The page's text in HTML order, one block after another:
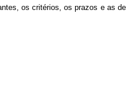
os critérios, os prazos e as